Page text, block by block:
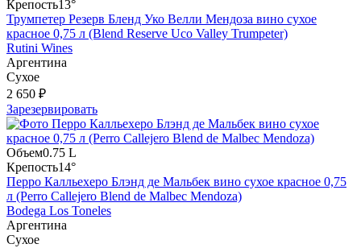
Крепость13°
Трумпетер Резерв Бленд Уко Велли Мендоза вино сухое
красное 0,75 л (Blend Reserve Uco Valley Trumpeter)
Rutini Wines
Аргентина
Сухое
2 650 ₽
Зарезервировать
Объем0.75 L
Крепость14°
Перро Калльехеро Блэнд де Мальбек вино сухое красное 0,75
л (Perro Callejero Blend de Malbec Mendoza)
Bodega Los Toneles
Аргентина
Сухое